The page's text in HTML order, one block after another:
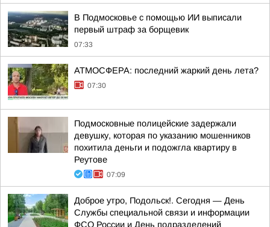
В Подмосковье с помощью ИИ выписали
первый штраф за борщевик
07:33
АТМОСФЕРА: последний жаркий день лета?
07:30
Подмосковные полицейские задержали
девушку, которая по указанию мошенников
похитила деньги и подожгла квартиру в
Реутове
07:09
Доброе утро, Подольск!. Сегодня — День
Службы специальной связи и информации
ФСО России и День подразделений